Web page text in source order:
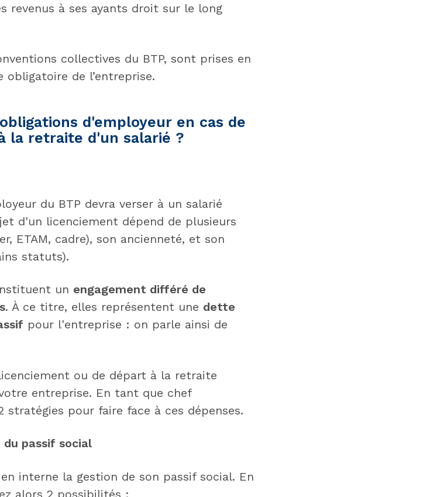
revenus à ses ayants droit sur le long
collectives du BTP, sont prises en
obligatoire de l’entreprise.
d'employeur en cas de
la retraite d'un salarié ?
du BTP devra verser à un salarié
d'un licenciement dépend de plusieurs
ETAM, cadre), son ancienneté, et son
statuts).
un engagement différé de
. À ce titre, elles représentent une dette
pour l'entreprise : on parle ainsi de
ou de départ à la retraite
entreprise. En tant que chef
stratégies pour faire face à ces dépenses.
passif social
interne la gestion de son passif social. En
alors 2 possibilités :